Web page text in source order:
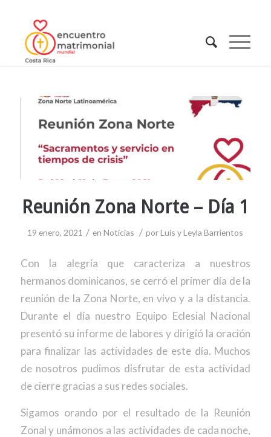
Reunión Zona Norte – Día 1
19 enero, 2021 / enNoticias / porLuis y Leyla Barrientos
Con la alegría que caracteriza a nuestros
hermanos dominicanos, se cerró el primer día de la
reunión de la Zona Norte, en vivo y a la distancia.
Durante el día nuestro Equipo Eclesial Nacional
presentó su informe de labores y dirigió la oración
para finalizar las actividades de este día. Muchos
de nosotros pudimos disfrutar de esta actividad
de cierre gracias a sus redes sociales.
Sigamos orando por el resultado de la Reunión
Zonal y unámonos a las actividades de cada noche,